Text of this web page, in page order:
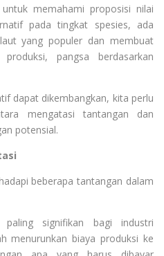
memahami proposisi nilai
pada tingkat spesies, ada
yang populer dan membuat
pangsa berdasarkan
dapat dikembangkan, kita perlu
mengatasi tantangan dan
potensial.
beberapa tantangan dalam
signifikan bagi industri
menurunkan biaya produksi ke